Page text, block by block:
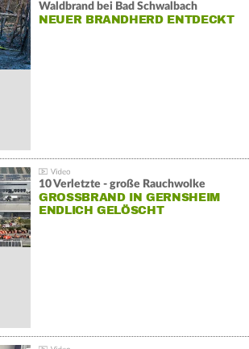
Waldbrand bei Bad Schwalbach
NEUER BRANDHERD ENTDECKT
10 Verletzte - große Rauchwolke
GROSSBRAND IN GERNSHEIM E
NDLICH GELÖSCHT